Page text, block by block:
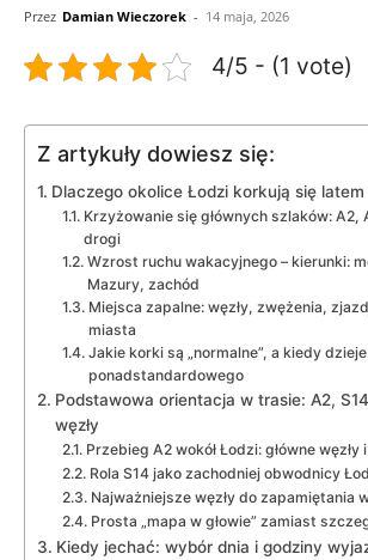
Przez Damian Wieczorek - 14 maja, 2026
4/5 - (1 vote)
Z artykuły dowiesz się:
Dlaczego okolice Łodzi korkują się
Krzyżowanie się głównych szlaków: A2,
drogi
Wzrost ruchu wakacyjnego – kierunki:
Mazury, zachód
Miejsca zapalne: węzły, zwężenia,
miasta
Jakie korki są „normalne”, a kiedy
ponadstandardowego
Podstawowa orientacja w trasie: A2,
węzły
Przebieg A2 wokół Łodzi: główne węzły
Rola S14 jako zachodniej obwodnicy
Najważniejsze węzły do zapamiętania
Prosta „mapa w głowie” zamiast
Kiedy jechać: wybór dnia i godziny